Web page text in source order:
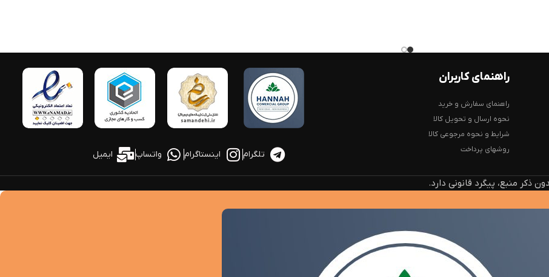
راهنمای کاربران
راهنمای سفارش و خرید
نحوه ارسال و تحویل کالا
شرایط و نحوه مرجوعی کالا
روشهای پرداخت
تلگرام اینستاگرام واتساپ ایمیل